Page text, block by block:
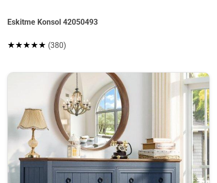
Eskitme Konsol 42050493
★★★★★ (380)